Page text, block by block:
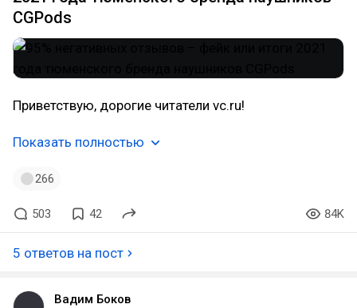
CGPods
Приветствую, дорогие читатели vc.ru!
Показать полностью
266
503 42 84K
5 ответов на пост
Вадим Боков